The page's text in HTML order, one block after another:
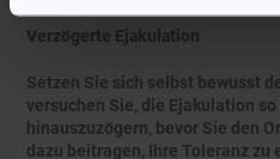
Verzögerte Ejakulation
Setzen Sie sich selbst bewusst
versuchen Sie, die Ejakulation
hinauszuzögern, bevor Sie den
dazu beitragen, Ihre Toleranz zu